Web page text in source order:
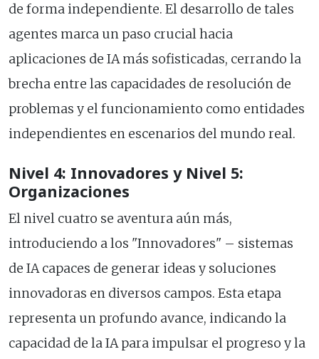
de forma independiente. El desarrollo de tales
agentes marca un paso crucial hacia
aplicaciones de IA más sofisticadas, cerrando la
brecha entre las capacidades de resolución de
problemas y el funcionamiento como entidades
independientes en escenarios del mundo real.
Nivel 4: Innovadores y Nivel 5:
Organizaciones
El nivel cuatro se aventura aún más,
introduciendo a los "Innovadores" – sistemas
de IA capaces de generar ideas y soluciones
innovadoras en diversos campos. Esta etapa
representa un profundo avance, indicando la
capacidad de la IA para impulsar el progreso y la